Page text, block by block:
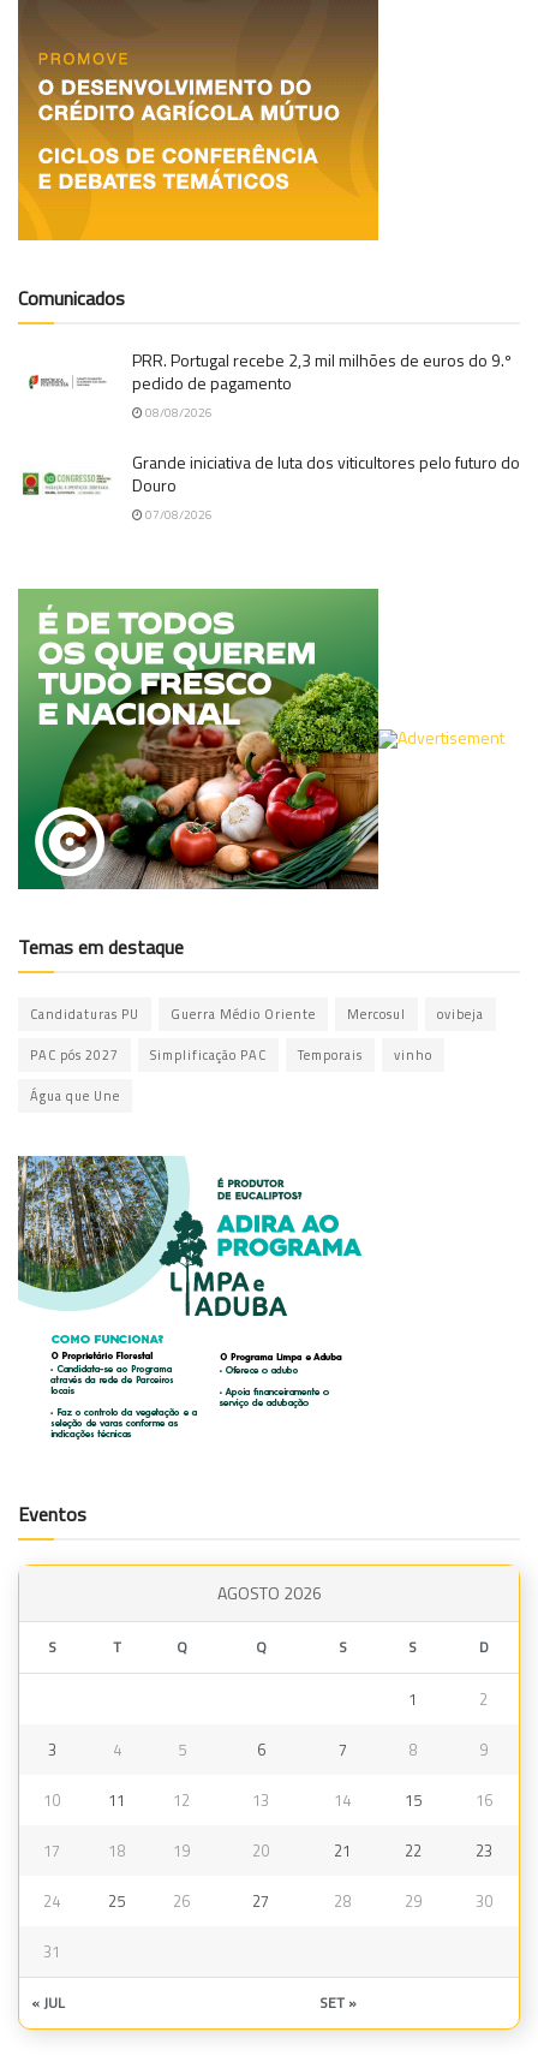
Comunicados
PRR. Portugal recebe 2,3 mil milhões de euros do 9.º
pedido de pagamento
08/08/2026
Grande iniciativa de luta dos viticultores pelo futuro do
Douro
07/08/2026
Temas em destaque
Candidaturas PU Guerra Médio Oriente Mercosul ovibeja
PAC pós 2027 Simplificação PAC Temporais vinho
Água que Une
Eventos
AGOSTO 2026
S T Q Q S S D
1 2
3 4 5 6 7 8 9
10 11 12 13 14 15 16
17 18 19 20 21 22 23
24 25 26 27 28 29 30
31
« JUL SET »